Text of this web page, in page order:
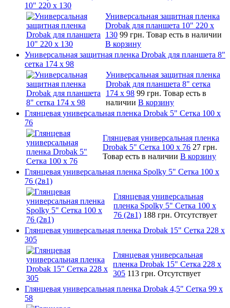
10" 220 x 130
Универсальная защитная пленка
Drobak для планшета 10" 220 x
130 99 грн. Товар есть в наличии
В корзину
Универсальная защитная пленка Drobak для планшета 8"
сетка 174 x 98
Универсальная защитная пленка
Drobak для планшета 8" сетка
174 x 98 99 грн. Товар есть в
наличии В корзину
Глянцевая универсальная пленка Drobak 5" Сетка 100 x
76
Глянцевая универсальная пленка
Drobak 5" Сетка 100 x 76 27 грн.
Товар есть в наличии В корзину
Глянцевая универсальная пленка Spolky 5" Сетка 100 x
76 (2в1)
Глянцевая универсальная
пленка Spolky 5" Сетка 100 x
76 (2в1) 188 грн. Отсутствует
Глянцевая универсальная пленка Drobak 15" Сетка 228 x
305
Глянцевая универсальная
пленка Drobak 15" Сетка 228 x
305 113 грн. Отсутствует
Глянцевая универсальная пленка Drobak 4,5" Сетка 99 x
58